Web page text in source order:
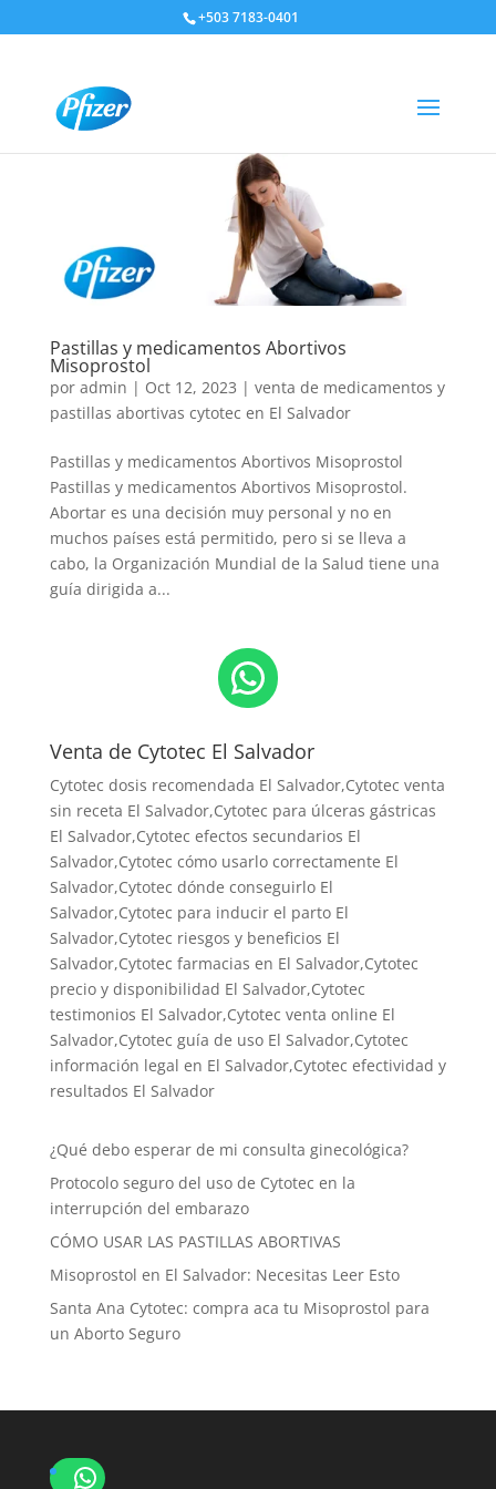
+503 7183-0401
Pastillas y medicamentos Abortivos
Misoprostol
por admin | Oct 12, 2023 | venta de medicamentos y
pastillas abortivas cytotec en El Salvador
Pastillas y medicamentos Abortivos Misoprostol
Pastillas y medicamentos Abortivos Misoprostol.
Abortar es una decisión muy personal y no en
muchos países está permitido, pero si se lleva a
cabo, la Organización Mundial de la Salud tiene una
guía dirigida a...
WhatsApp
Venta de Cytotec El Salvador
Cytotec dosis recomendada El Salvador,Cytotec venta
sin receta El Salvador,Cytotec para úlceras gástricas
El Salvador,Cytotec efectos secundarios El
Salvador,Cytotec cómo usarlo correctamente El
Salvador,Cytotec dónde conseguirlo El
Salvador,Cytotec para inducir el parto El
Salvador,Cytotec riesgos y beneficios El
Salvador,Cytotec farmacias en El Salvador,Cytotec
precio y disponibilidad El Salvador,Cytotec
testimonios El Salvador,Cytotec venta online El
Salvador,Cytotec guía de uso El Salvador,Cytotec
información legal en El Salvador,Cytotec efectividad y
resultados El Salvador
¿Qué debo esperar de mi consulta ginecológica?
Protocolo seguro del uso de Cytotec en la
interrupción del embarazo
CÓMO USAR LAS PASTILLAS ABORTIVAS
Misoprostol en El Salvador: Necesitas Leer Esto
Santa Ana Cytotec: compra aca tu Misoprostol para
un Aborto Seguro
WhatsApp